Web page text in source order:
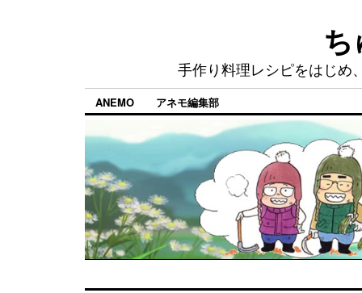
手作り料理レシピをはじめ
ANEMO アネモ編集部